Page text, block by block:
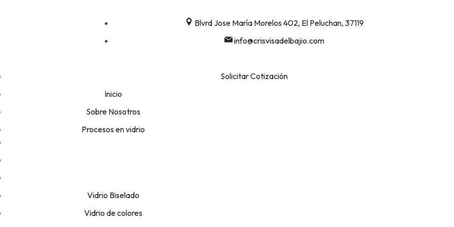
Blvrd Jose María Morelos 402, El Peluchan, 37119
info@crisvisadelbajio.com
Inicio
Sobre Nosotros
Procesos en vidrio
Vidrio Biselado
Vidrio de colores
Solicitar Cotización